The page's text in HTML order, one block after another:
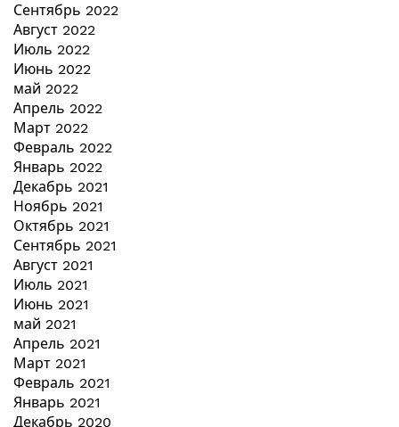
Сентябрь 2022
Август 2022
Июль 2022
Июнь 2022
май 2022
Апрель 2022
Март 2022
Февраль 2022
Январь 2022
Декабрь 2021
Ноябрь 2021
Октябрь 2021
Сентябрь 2021
Август 2021
Июль 2021
Июнь 2021
май 2021
Апрель 2021
Март 2021
Февраль 2021
Январь 2021
Декабрь 2020